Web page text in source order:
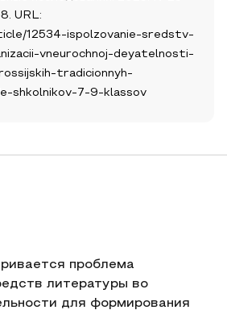
URL:
12534-ispolzovanie-sredstv-
vneurochnoj-deyatelnosti-
tradicionnyh-
shkolnikov-7-9-klassov
проблема
литературы во
для формирования